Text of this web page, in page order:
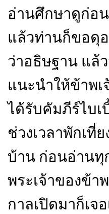
อ่านศึกษาดูก่อ
แล้วท่านก็ขอดุ
ว่าอธิษฐาน แล้
แนะนำให้ข้าพ
ได้รับคัมภีร์ไบเ
ช่วงเวลาพักเที่
บ้าน ก่อนอ่านทุ
พระเจ้าของข้า
กาลเปิดมาก็เจ